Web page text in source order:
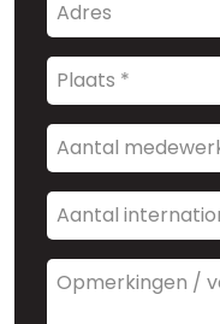
Plaats
*
(Vereist)
Aantal
medewerkers
Aantal
internationale
medewerkers
Opmerkingen